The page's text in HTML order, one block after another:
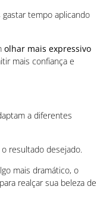
gastar tempo aplicando
olhar mais expressivo
mais confiança e
a diferentes
resultado desejado.
mais dramático, o
realçar sua beleza de